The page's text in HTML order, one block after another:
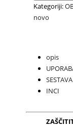
Centella
količina
Kategoriji:
novo
opis
SESTAVA
INCI